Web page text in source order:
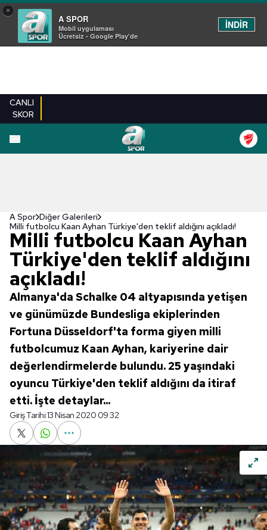
×
A SPOR
Mobil uygulaması
Ücretsiz - Google Play'de
İNDİR
CANLI
SKOR
EN YENILER
A Spor Diğer Galerileri
Milli futbolcu Kaan Ayhan Türkiye'den teklif aldığını açıkladı!
Milli futbolcu Kaan Ayhan
Türkiye'den teklif aldığını
açıkladı!
Almanya'da Schalke 04 altyapısında yetişen
ve günümüzde Bundesliga ekiplerinden
Fortuna Düsseldorf'ta forma giyen milli
futbolcumuz Kaan Ayhan, kariyerine dair
değerlendirmelerde bulundu. 25 yaşındaki
oyuncu Türkiye'den teklif aldığını da itiraf
etti. İşte detaylar...
Giriş Tarihi:13 Nisan 2020 09:32